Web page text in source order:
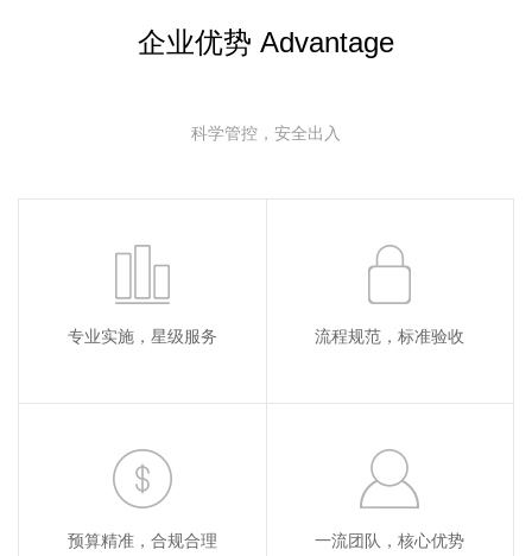
企业优势 Advantage
科学管控，安全出入
专业实施，星级服务 流程规范，标准验收
预算精准，合规合理 一流团队，核心优势